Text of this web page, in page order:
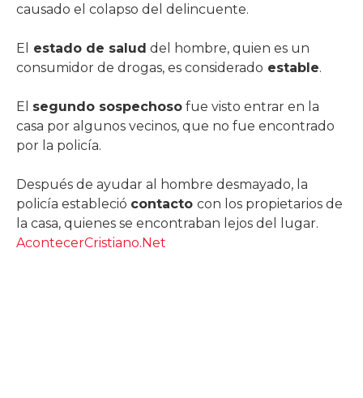
causado el colapso del delincuente.
El estado de salud del hombre, quien es un
consumidor de drogas, es considerado estable.
El segundo sospechoso fue visto entrar en la
casa por algunos vecinos, que no fue encontrado
por la policía.
Después de ayudar al hombre desmayado, la
policía estableció contacto con los propietarios de
la casa, quienes se encontraban lejos del lugar.
AcontecerCristiano.Net